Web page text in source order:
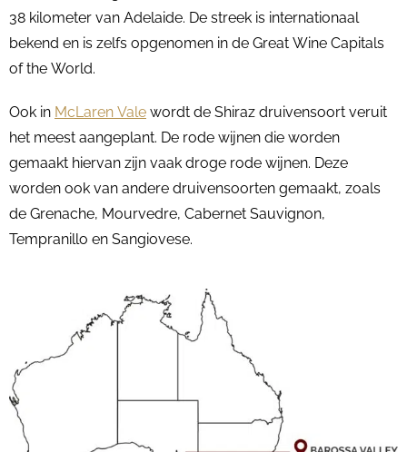
38 kilometer van Adelaide. De streek is internationaal
bekend en is zelfs opgenomen in de Great Wine Capitals
of the World.
Ook in McLaren Vale wordt de Shiraz druivensoort veruit
het meest aangeplant. De rode wijnen die worden
gemaakt hiervan zijn vaak droge rode wijnen. Deze
worden ook van andere druivensoorten gemaakt, zoals
de Grenache, Mourvedre, Cabernet Sauvignon,
Tempranillo en Sangiovese.